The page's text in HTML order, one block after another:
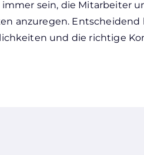
immer sein, die Mitarbeiter
anzuregen. Entscheidend
und die richtige